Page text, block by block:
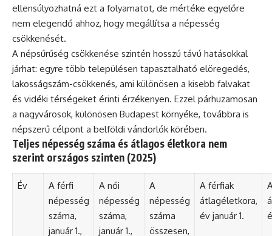
ellensúlyozhatná ezt a folyamatot, de mértéke egyelőre
nem elegendő ahhoz, hogy megállítsa a népesség
csökkenését.
A népsűrűség csökkenése szintén hosszú távú hatásokkal
járhat: egyre több településen tapasztalható elöregedés,
lakosságszám-csökkenés, ami különösen a kisebb falvakat
és vidéki térségeket érinti érzékenyen. Ezzel párhuzamosan
a nagyvárosok, különösen Budapest környéke, továbbra is
népszerű célpont a belföldi vándorlók körében.
Teljes népesség száma és átlagos életkora nem
szerint országos szinten (2025)
Év
A férfi
népesség
száma,
január 1.,
A női
népesség
száma,
január 1.,
A
népesség
száma
összesen,
A férfiak
átlagéletkora,
év január 1.